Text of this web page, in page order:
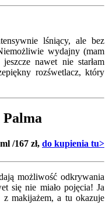
lśniący, ale bez
wydajny (mam
nawet nie starłam
rozśwetlacz, który
/167 zł, do kupienia tu>
możliwość odkrywania
się nie miało pojęcia! Ja
z makijażem, a tu okazuje